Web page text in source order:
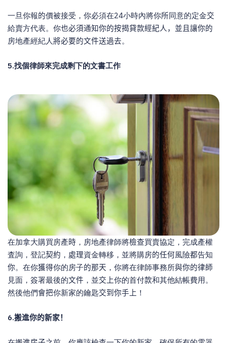
一旦你報的價被接受，你必須在24小時內將你所同意的定金交
給賣方代表。你也必須通知你的按揭貸款經紀人，並且讓你的
房地產經紀人將必要的文件送過去。
5.找個律師來完成剩下的文書工作
在加拿大購買房產時 ，房地產律師將檢查買賣協定，完成產權
査詢，登記契約 ， 處理資金轉移，並將購房的任何風險都告知
你。在你獲得你的房子的那天 ，你將在律師事務所與你的律師
見面，簽署最後的文件 ，並交上你的首付款和其他結帳費用。
然後他們會把你新家的鑰匙交到你手上 ！
6.搬進你的新家！